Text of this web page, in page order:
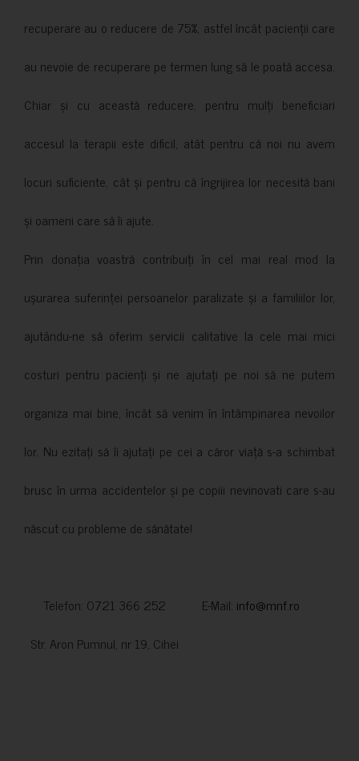
recuperare au o reducere de 75%, astfel încât pacienții care
au nevoie de recuperare pe termen lung să le poată accesa.
Chiar și cu această reducere, pentru mulți beneficiari
accesul la terapii este dificil, atât pentru că noi nu avem
locuri suficiente, cât și pentru că îngrijirea lor necesită bani
și oameni care să îi ajute.
Prin donația voastră contribuiți în cel mai real mod la
ușurarea suferinței persoanelor paralizate și a familiilor lor,
ajutându-ne să oferim servicii calitative la cele mai mici
costuri pentru pacienți și ne ajutați pe noi să ne putem
organiza mai bine, încât să venim în întâmpinarea nevoilor
lor. Nu ezitați să îi ajutați pe cei a căror viață s-a schimbat
brusc în urma accidentelor și pe copiii nevinovati care s-au
născut cu probleme de sănătate!
Telefon: 0721 366 252 E-Mail: info@mnf.ro
Str. Aron Pumnul, nr 19, Cihei